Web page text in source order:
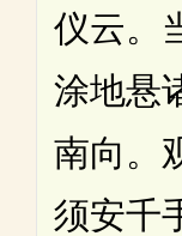
仪云。
涂地悬
南向。
须安千